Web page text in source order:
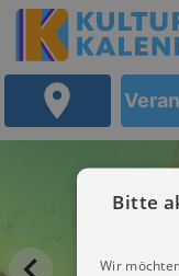
Bitte
Wir